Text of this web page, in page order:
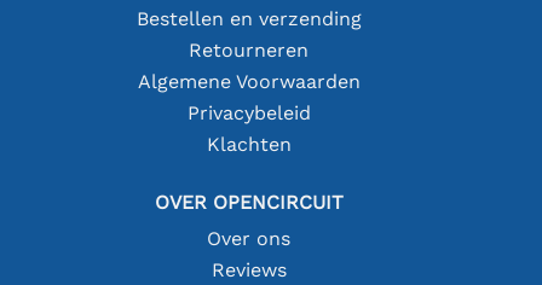
Bestellen en verzending
Retourneren
Algemene Voorwaarden
Privacybeleid
Klachten
OVER OPENCIRCUIT
Over ons
Reviews